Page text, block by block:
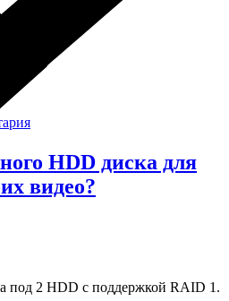
HDD диска для
видео?
под 2 HDD с поддержкой RAID 1.